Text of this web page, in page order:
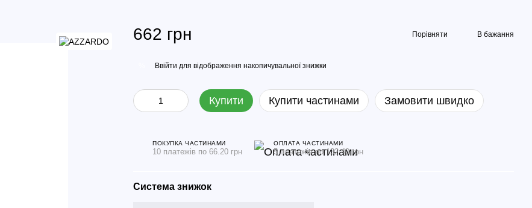
662 грн Порівняти В бажання
Ввійти для відображення накопичувальної знижки
Купити Купити частинами Замовити швидко
ПОКУПКА ЧАСТИНАМИ
10 платежів по 66.20 грн
ОПЛАТА ЧАСТИНАМИ
5 платежів по 132.40 грн
Система знижок